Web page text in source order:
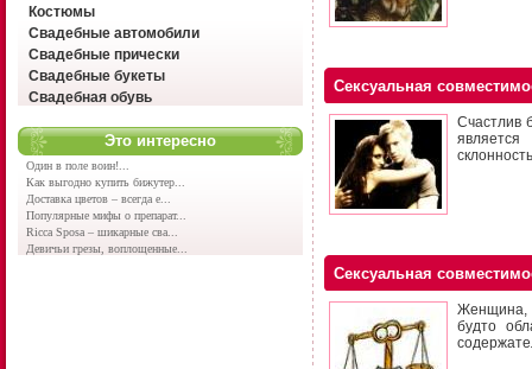
Костюмы
Свадебные автомобили
Свадебные прически
Свадебные букеты
Свадебная обувь
Это интересно
Один в поле воин!...
Как выгодно купить бижутер...
Доставка цветов – всегда е...
Популярные мифы о препарат...
Ricca Sposa – шикарные сва...
Девичьи грезы, воплощенные...
Сексуальная
Счастлив
Сексуальная
Женщина,
будто